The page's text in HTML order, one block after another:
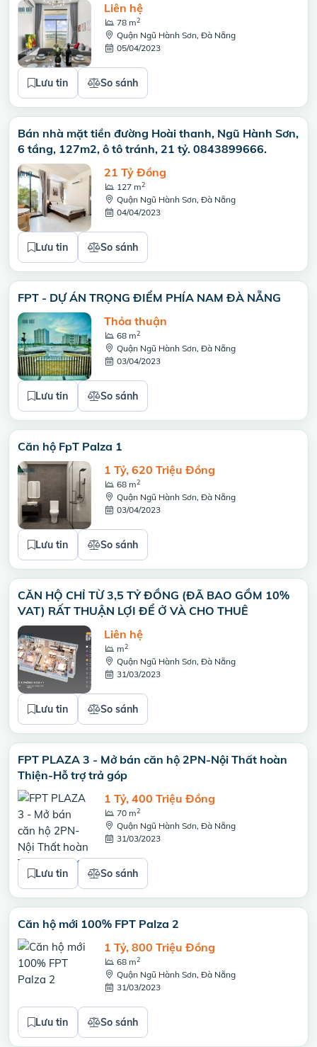
Liên hệ
78 m2
Quận Ngũ Hành Sơn, Đà Nẵng
05/04/2023
Lưu tin So sánh
Bán nhà mặt tiền đường Hoài thanh, Ngũ Hành Sơn,
6 tầng, 127m2, ô tô tránh, 21 tỷ. 0843899666.
21 Tỷ Đồng
127 m2
Quận Ngũ Hành Sơn, Đà Nẵng
04/04/2023
Lưu tin So sánh
FPT - DỰ ÁN TRỌNG ĐIỂM PHÍA NAM ĐÀ NẴNG
Thỏa thuận
68 m2
Quận Ngũ Hành Sơn, Đà Nẵng
03/04/2023
Lưu tin So sánh
Căn hộ FpT Palza 1
1 Tỷ, 620 Triệu Đồng
68 m2
Quận Ngũ Hành Sơn, Đà Nẵng
03/04/2023
Lưu tin So sánh
CĂN HỘ CHỈ TỪ 3,5 TỶ ĐỒNG (ĐÃ BAO GỒM 10%
VAT) RẤT THUẬN LỢI ĐỂ Ở VÀ CHO THUÊ
Liên hệ
m2
Quận Ngũ Hành Sơn, Đà Nẵng
31/03/2023
Lưu tin So sánh
FPT PLAZA 3 - Mở bán căn hộ 2PN-Nội Thất hoàn
Thiện-Hỗ trợ trả góp
1 Tỷ, 400 Triệu Đồng
70 m2
Quận Ngũ Hành Sơn, Đà Nẵng
31/03/2023
Lưu tin So sánh
Căn hộ mới 100% FPT Palza 2
1 Tỷ, 800 Triệu Đồng
68 m2
Quận Ngũ Hành Sơn, Đà Nẵng
31/03/2023
Lưu tin So sánh